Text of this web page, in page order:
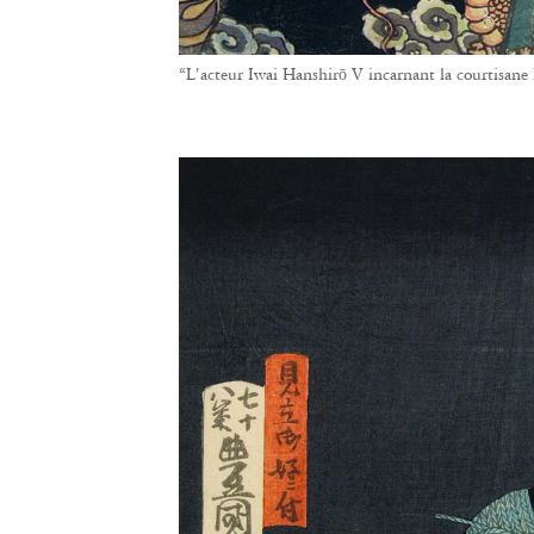
“L'acteur Iwai Hanshirō V incarnant la courtisane